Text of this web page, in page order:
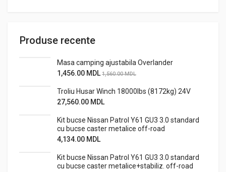
Produse recente
Masa camping ajustabila Overlander
1,456.00 MDL 1,560.00MDL
Troliu Husar Winch 18000lbs (8172kg) 24V
27,560.00 MDL
Kit bucse Nissan Patrol Y61 GU3 3.0 standard
cu bucse caster metalice off-road
4,134.00 MDL
Kit bucse Nissan Patrol Y61 GU3 3.0 standard
cu bucse caster metalice+stabiliz. off-road